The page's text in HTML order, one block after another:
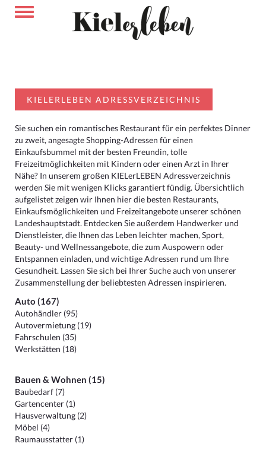
KIELERLEBEN ADRESSVERZEICHNIS
Sie suchen ein romantisches Restaurant für ein perfektes Dinner
zu zweit, angesagte Shopping-Adressen für einen
Einkaufsbummel mit der besten Freundin, tolle
Freizeitmöglichkeiten mit Kindern oder einen Arzt in Ihrer
Nähe? In unserem großen KIELerLEBEN Adressverzeichnis
werden Sie mit wenigen Klicks garantiert fündig. Übersichtlich
aufgelistet zeigen wir Ihnen hier die besten Restaurants,
Einkaufsmöglichkeiten und Freizeitangebote unserer schönen
Landeshauptstadt. Entdecken Sie außerdem Handwerker und
Dienstleister, die Ihnen das Leben leichter machen, Sport,
Beauty- und Wellnessangebote, die zum Auspowern oder
Entspannen einladen, und wichtige Adressen rund um Ihre
Gesundheit. Lassen Sie sich bei Ihrer Suche auch von unserer
Zusammenstellung der beliebtesten Adressen inspirieren.
Auto (167)
Autohändler (95)
Autovermietung (19)
Fahrschulen (35)
Werkstätten (18)
Bauen & Wohnen (15)
Baubedarf (7)
Gartencenter (1)
Hausverwaltung (2)
Möbel (4)
Raumausstatter (1)